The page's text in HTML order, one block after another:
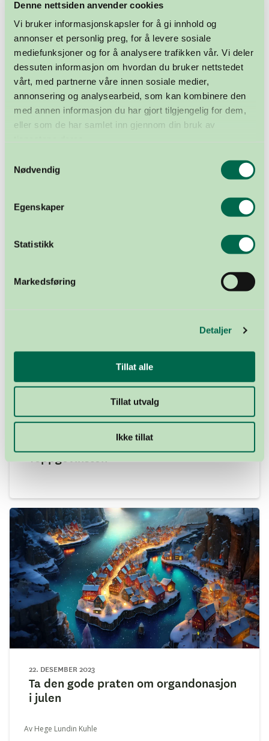
Denne nettsiden anvender cookies
Vi bruker informasjonskapsler for å gi innhold og
annonser et personlig preg, for å levere sosiale
mediefunksjoner og for å analysere trafikken vår. Vi deler
dessuten informasjon om hvordan du bruker nettstedet
vårt, med partnerne våre innen sosiale medier,
annonsering og analysearbeid, som kan kombinere den
med annen informasjon du har gjort tilgjengelig for dem,
eller som de har samlet inn gjennom din bruk av
Nødvendig
Egenskaper
Statistikk
Markedsføring
Detaljer
Tillat alle
Tillat utvalg
Ikke tillat
14. MARS 2024
Toppgevinsten
22. DESEMBER 2023
Ta den gode praten om organdonasjon
i julen
Av Hege Lundin Kuhle